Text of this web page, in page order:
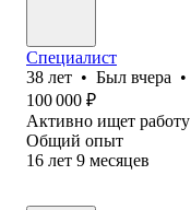
Специалист
38 лет • Был вчера •
100 000 ₽
Активно ищет работу
Общий опыт
16 лет 9 месяцев